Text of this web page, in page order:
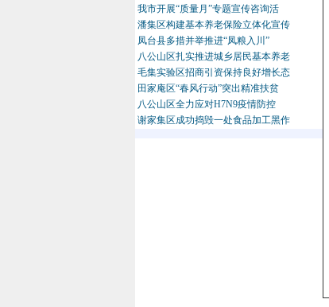
我市开展“质量月”专题宣传咨询活
潘集区构建基本养老保险立体化宣传
凤台县多措并举推进“凤粮入川”
八公山区扎实推进城乡居民基本养老
毛集实验区招商引资保持良好增长态
田家庵区“春风行动”突出精准扶贫
八公山区全力应对H7N9疫情防控
谢家集区成功捣毁一处食品加工黑作